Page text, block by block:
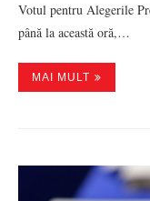
Votul pentru Alegerile
până la această oră,…
MAI MULT